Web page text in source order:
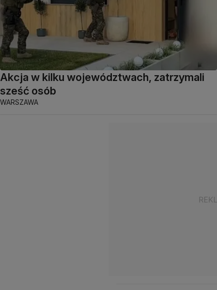
Akcja w kilku województwach, zatrzymali
sześć osób
WARSZAWA